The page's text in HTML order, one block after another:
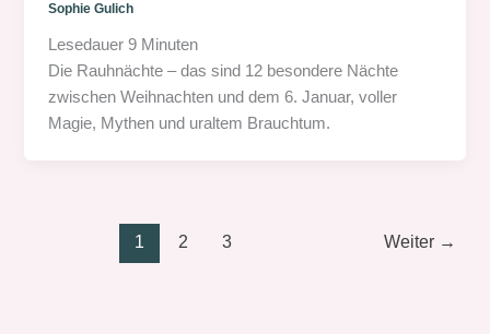
Sophie Gulich
Lesedauer 9 Minuten
Die Rauhnächte – das sind 12 besondere Nächte
zwischen Weihnachten und dem 6. Januar, voller
Magie, Mythen und uraltem Brauchtum.
1 2 3 Weiter →